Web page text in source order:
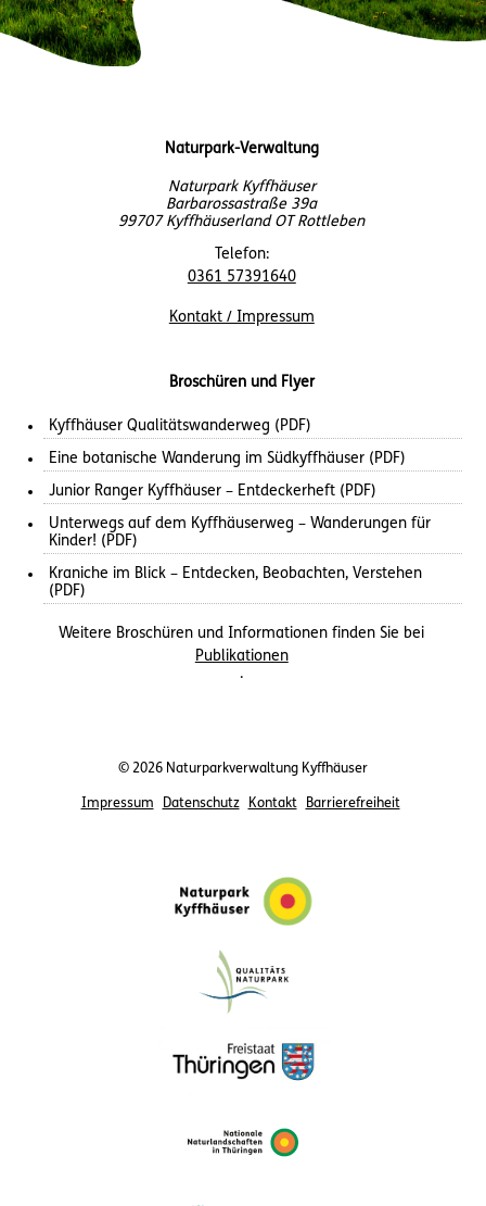
Naturpark-Verwaltung
Naturpark Kyffhäuser
Barbarossastraße 39a
99707 Kyffhäuserland OT Rottleben
Telefon:
0361 57391640
Kontakt / Impressum
Broschüren und Flyer
Kyffhäuser Qualitätswanderweg (PDF)
Eine botanische Wanderung im Südkyffhäuser (PDF)
Junior Ranger Kyffhäuser – Entdeckerheft (PDF)
Unterwegs auf dem Kyffhäuserweg – Wanderungen für
Kinder! (PDF)
Kraniche im Blick – Entdecken, Beobachten, Verstehen
(PDF)
Weitere Broschüren und Informationen finden Sie bei
Publikationen
.
© 2026 Naturparkverwaltung Kyffhäuser
Impressum Datenschutz Kontakt Barrierefreiheit